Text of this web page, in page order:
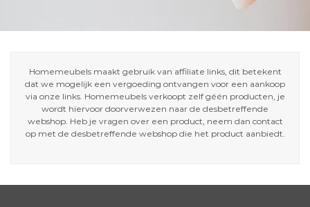
Homemeubels maakt gebruik van affiliate links, dit betekent
dat we mogelijk een vergoeding ontvangen voor een aankoop
via onze links. Homemeubels verkoopt zelf géén producten, je
wordt hiervoor doorverwezen naar de desbetreffende
webshop. Heb je vragen over een product, neem dan contact
op met de desbetreffende webshop die het product aanbiedt.